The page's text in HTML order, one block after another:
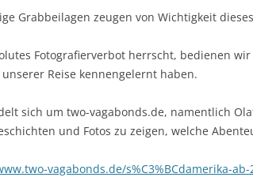
Grabbeilagen zeugen von Wichtigkeit
Fotografierverbot herrscht, bedienen
Reise kennengelernt haben.
sich um two-vagabonds.de, namentlich
und Fotos zu zeigen, welche
vagabonds.de/s%C3%BCdamerika-